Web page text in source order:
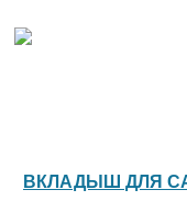
ВКЛАДЫШ ДЛЯ СА